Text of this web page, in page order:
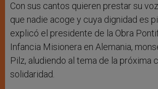
Con sus cantos quieren prestar su
que nadie acoge y cuya dignidad es
explicó el presidente de la Obra
Infancia Misionera en Alemania,
Pilz, aludiendo al tema de la próxima
solidaridad.